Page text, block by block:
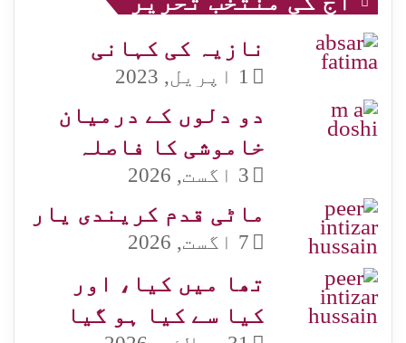
نازیہ کی کہانی
1 اپریل, 2023
دو دلوں کے درمیان
خاموشی کا فاصلہ
3 اگست, 2026
ماٹی قدم کریندی یار
7 اگست, 2026
تھا میں کیا، اور
کیا سے کیا ہو گیا